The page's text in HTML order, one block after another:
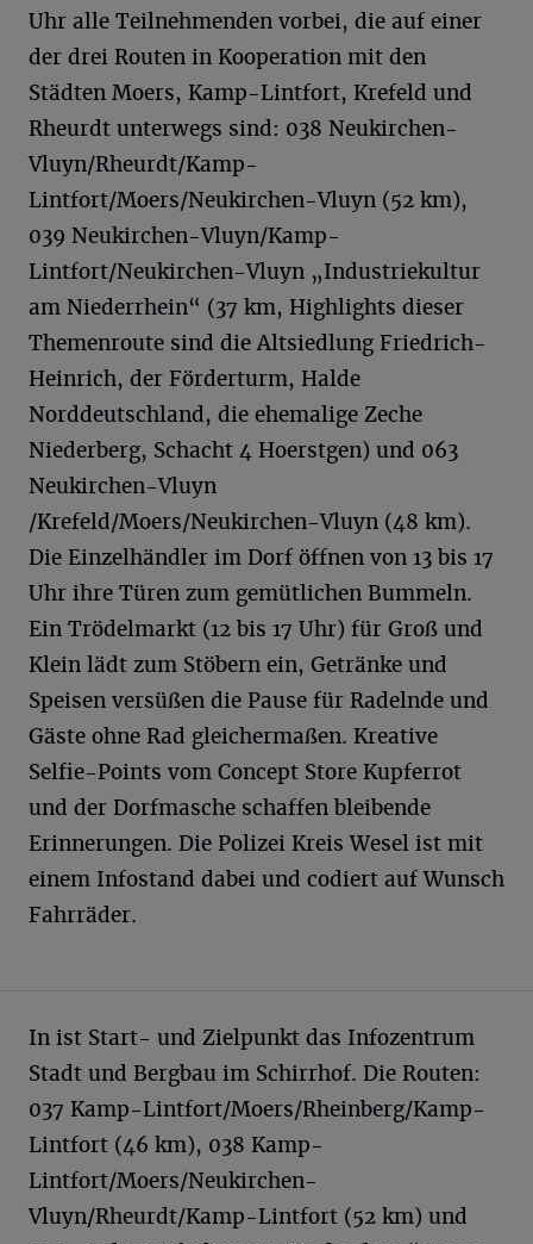
Uhr alle Teilnehmenden vorbei, die auf einer
der drei Routen in Kooperation mit den
Städten Moers, Kamp-Lintfort, Krefeld und
Rheurdt unterwegs sind: 038 Neukirchen-
Vluyn/Rheurdt/Kamp-
Lintfort/Moers/Neukirchen-Vluyn (52 km),
039 Neukirchen-Vluyn/Kamp-
Lintfort/Neukirchen-Vluyn „Industriekultur
am Niederrhein“ (37 km, Highlights dieser
Themenroute sind die Altsiedlung Friedrich-
Heinrich, der Förderturm, Halde
Norddeutschland, die ehemalige Zeche
Niederberg, Schacht 4 Hoerstgen) und 063
Neukirchen-Vluyn
/Krefeld/Moers/Neukirchen-Vluyn (48 km).
Die Einzelhändler im Dorf öffnen von 13 bis 17
Uhr ihre Türen zum gemütlichen Bummeln.
Ein Trödelmarkt (12 bis 17 Uhr) für Groß und
Klein lädt zum Stöbern ein, Getränke und
Speisen versüßen die Pause für Radelnde und
Gäste ohne Rad gleichermaßen. Kreative
Selfie-Points vom Concept Store Kupferrot
und der Dorfmasche schaffen bleibende
Erinnerungen. Die Polizei Kreis Wesel ist mit
einem Infostand dabei und codiert auf Wunsch
Fahrräder.
In ist Start- und Zielpunkt das Infozentrum
Stadt und Bergbau im Schirrhof. Die Routen:
037 Kamp-Lintfort/Moers/Rheinberg/Kamp-
Lintfort (46 km), 038 Kamp-
Lintfort/Moers/Neukirchen-
Vluyn/Rheurdt/Kamp-Lintfort (52 km) und